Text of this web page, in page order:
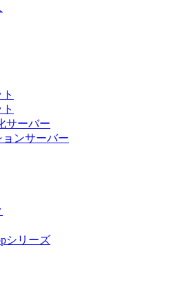
サーバー
ョンサーバー
シリーズ